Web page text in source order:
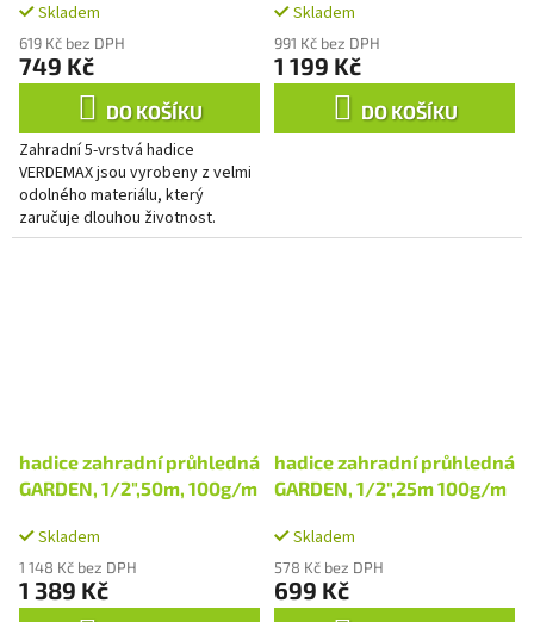
Skladem
619 Kč bez DPH
749 Kč
DO KOŠÍKU
Zahradní 5-vrstvá hadice
VERDEMAX jsou vyrobeny z velmi
odolného materiálu, který
zaručuje dlouhou životnost.
Zahradní 5-vrstvé hadice
Skladem
991 Kč bez DPH
1 199 Kč
DO KOŠÍKU
hadice zahradní průhledná
GARDEN, 1/2",50m, 100g/m
Skladem
1 148 Kč bez DPH
1 389 Kč
hadice zahradní průhledná
GARDEN, 1/2",25m 100g/m
Skladem
578 Kč bez DPH
699 Kč